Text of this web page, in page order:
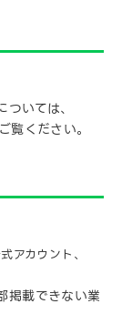
いては、
覧ください。
アカウント、
掲載できない業